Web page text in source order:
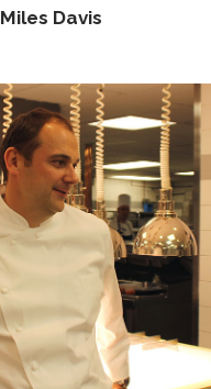
Miles Davis